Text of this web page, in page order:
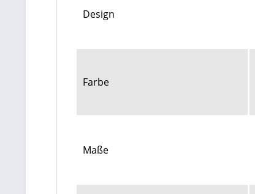
Design
Farbe
Maße